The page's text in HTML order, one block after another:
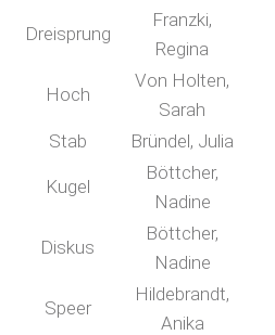
Dreisprung
Franzki,
Regina
Hoch
Von Holten,
Sarah
Stab Bründel, Julia
Kugel
Böttcher,
Nadine
Diskus
Böttcher,
Nadine
Speer
Hildebrandt,
Anika